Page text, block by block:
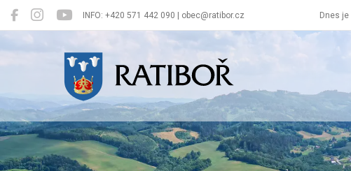
INFO: +420 571 442 090 | obec@ratibor.cz Dnes je
Ratiboř